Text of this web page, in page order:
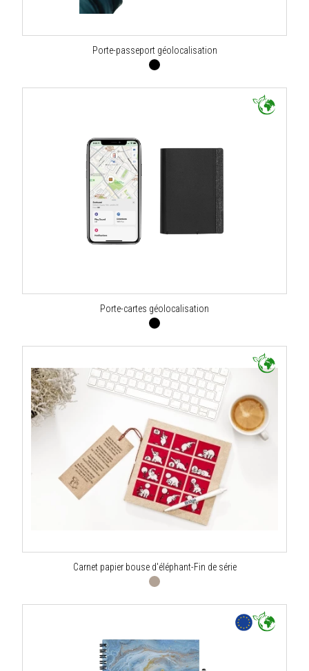
Porte-passeport géolocalisation
Porte-cartes géolocalisation
Carnet papier bouse d'éléphant-Fin de série